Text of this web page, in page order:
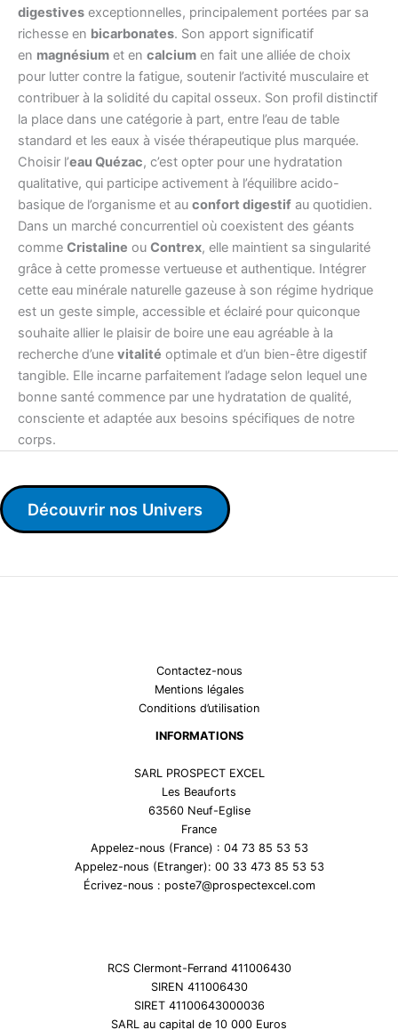
digestives exceptionnelles, principalement portées par sa
richesse en bicarbonates. Son apport significatif
en magnésium et en calcium en fait une alliée de choix
pour lutter contre la fatigue, soutenir l’activité musculaire et
contribuer à la solidité du capital osseux. Son profil distinctif
la place dans une catégorie à part, entre l’eau de table
standard et les eaux à visée thérapeutique plus marquée.
Choisir l’eau Quézac, c’est opter pour une hydratation
qualitative, qui participe activement à l’équilibre acido-
basique de l’organisme et au confort digestif au quotidien.
Dans un marché concurrentiel où coexistent des géants
comme Cristaline ou Contrex, elle maintient sa singularité
grâce à cette promesse vertueuse et authentique. Intégrer
cette eau minérale naturelle gazeuse à son régime hydrique
est un geste simple, accessible et éclairé pour quiconque
souhaite allier le plaisir de boire une eau agréable à la
recherche d’une vitalité optimale et d’un bien-être digestif
tangible. Elle incarne parfaitement l’adage selon lequel une
bonne santé commence par une hydratation de qualité,
consciente et adaptée aux besoins spécifiques de notre
corps.
Découvrir nos Univers
Contactez-nous
Mentions légales
Conditions d’utilisation
INFORMATIONS
SARL PROSPECT EXCEL
Les Beauforts
63560 Neuf-Eglise
France
Appelez-nous (France) : 04 73 85 53 53
Appelez-nous (Etranger): 00 33 473 85 53 53
Écrivez-nous : poste7@prospectexcel.com
RCS Clermont-Ferrand 411006430
SIREN 411006430
SIRET 41100643000036
SARL au capital de 10 000 Euros